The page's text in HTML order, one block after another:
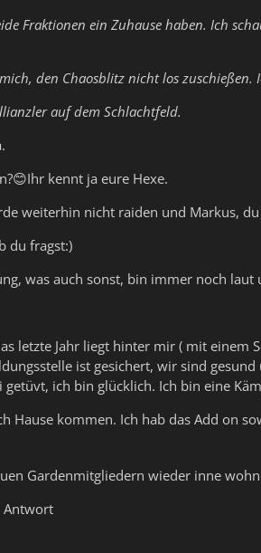
Fraktionen ein Zuhause haben. Ich
den Chaosblitz nicht los
auf dem Schlachtfeld.
kennt ja eure Hexe.
weiterhin nicht raiden und Markus,
du fragst:)
was auch sonst, bin immer noch
letzte Jahr liegt hinter mir ( mit einem
ist gesichert, wir sind
ich bin glücklich. Ich bin eine
Hause kommen. Ich hab das Add on
Gardenmitgliedern wieder inne
Antwort